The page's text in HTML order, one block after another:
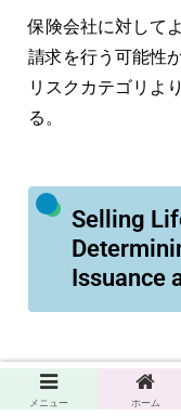
保険会社に対して
請求を行う可能性
リスクカテゴリよ
る。
Selling
Issuance
63.代理法は(The
メニュー ホーム